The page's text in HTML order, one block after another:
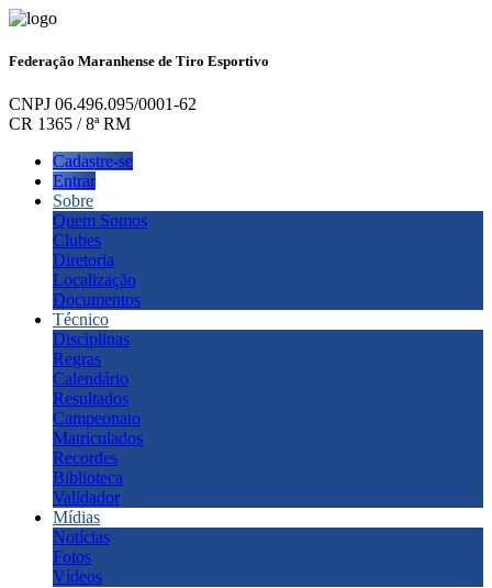
Federação Maranhense de Tiro Esportivo
CNPJ 06.496.095/0001-62
CR 1365 / 8ª RM
Cadastre-se
Entrar
Sobre
Quem Somos
Clubes
Diretoria
Localização
Documentos
Técnico
Disciplinas
Regras
Calendário
Resultados
Campeonato
Matriculados
Recordes
Biblioteca
Validador
Mídias
Notícias
Fotos
Vídeos